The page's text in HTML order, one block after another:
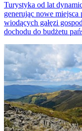
Turystyka od lat
generując nowe
wiodących gałęzi
dochodu do budżetu